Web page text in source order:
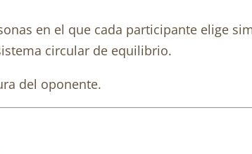
en el que cada participante elige
circular de equilibrio.
del oponente.